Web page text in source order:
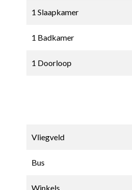
1 Slaapkamer
1 Badkamer
1 Doorloop
Vliegveld
Bus
Winkels